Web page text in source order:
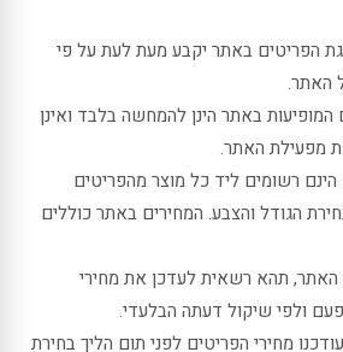
הפריטים באתר יקבע מעת לעת על פי
האתר.
המופיעות באתר הינן להמחשה בלבד ואינן
מפעילת האתר.
הינם רשומים ליד כל מוצר מהפריטים
הגודל והצבע. המחירים באתר כוללים
האתר, תהא רשאית לעדכן את מחירי
ולפי שיקול דעתה הבלעדי.
מחירי הפריטים לפני תום הליך בחירת